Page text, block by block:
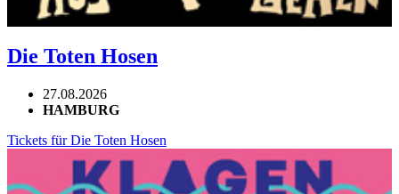
Die Toten Hosen
27.08.2026
HAMBURG
Tickets für Die Toten Hosen